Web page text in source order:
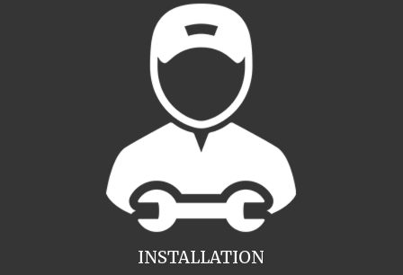
INSTALLATION